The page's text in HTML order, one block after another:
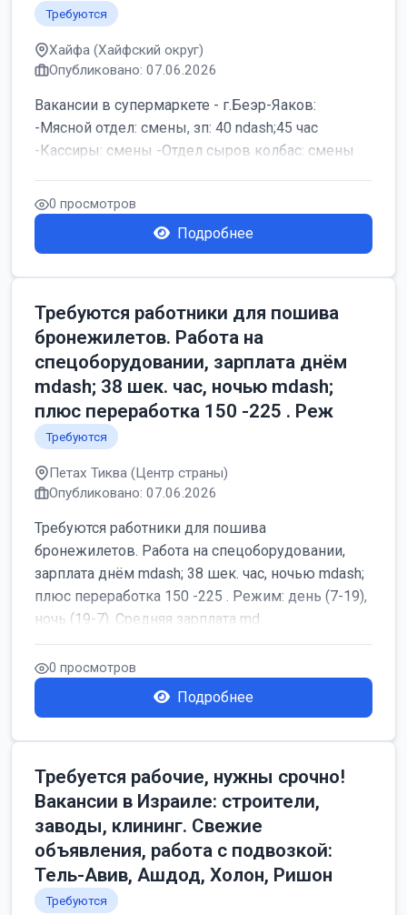
Требуются
Хайфа (Хайфский округ)
Опубликовано: 07.06.2026
Вакансии в супермаркете - г.Беэр-Яаков:
-Мясной отдел: смены, зп: 40 ndash;45 час
-Кассиры: смены -Отдел сыров колбас: смены
0 просмотров
Подробнее
Требуются работники для пошива
бронежилетов. Работа на
спецоборудовании, зарплата днём
mdash; 38 шек. час, ночью mdash;
плюс переработка 150 -225 . Реж
Требуются
Петах Тиква (Центр страны)
Опубликовано: 07.06.2026
Требуются работники для пошива
бронежилетов. Работа на спецоборудовании,
зарплата днём mdash; 38 шек. час, ночью mdash;
плюс переработка 150 -225 . Режим: день (7-19),
ночь (19-7). Средняя зарплата md...
0 просмотров
Подробнее
Требуется рабочие, нужны срочно!
Вакансии в Израиле: строители,
заводы, клининг. Свежие
объявления, работа с подвозкой:
Тель-Авив, Ашдод, Холон, Ришон
Требуются